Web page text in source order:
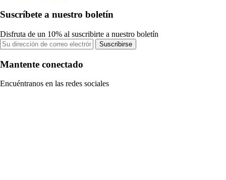
Suscríbete a nuestro boletín
Disfruta de un 10% al suscribirte a nuestro boletín
Suscribirse
Mantente conectado
Encuéntranos en las redes sociales